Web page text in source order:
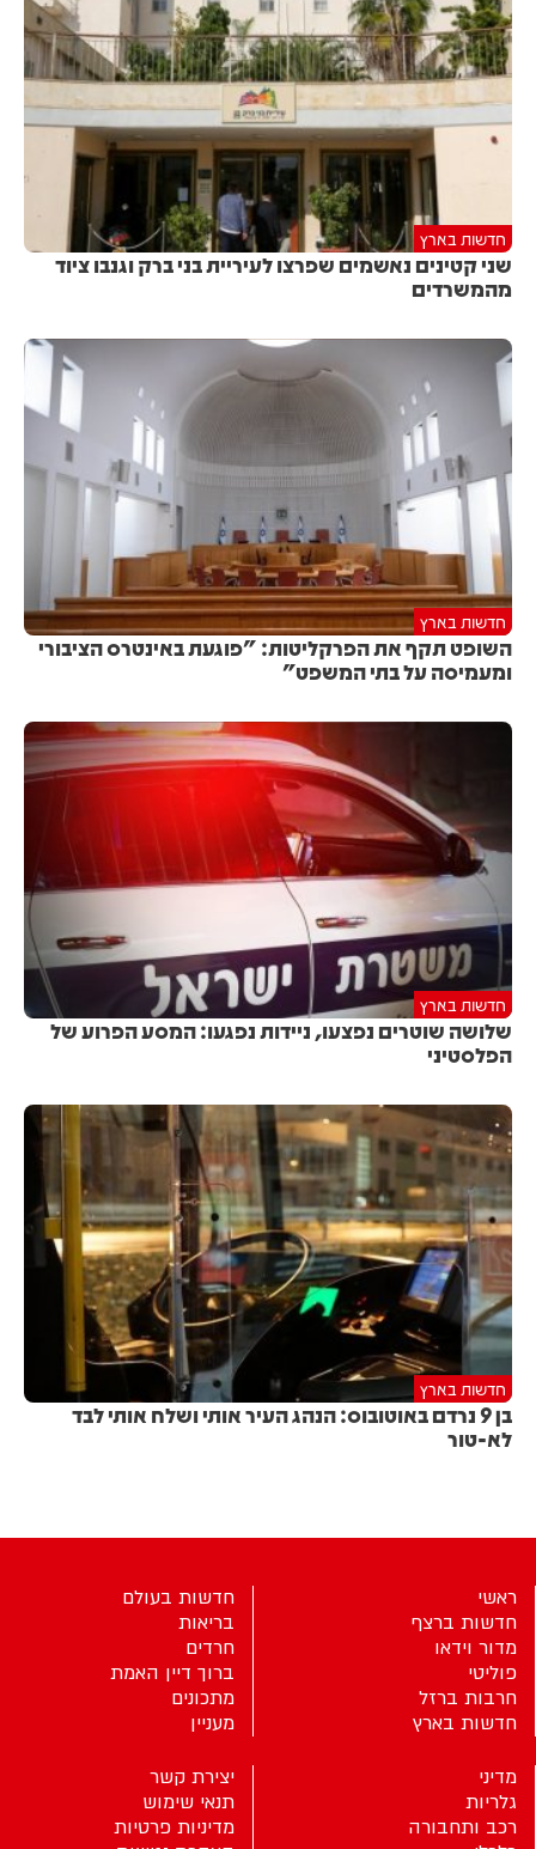
חדשות בארץ
שני קטינים נאשמים שפרצו לעיריית בני ברק וגנבו ציוד
מהמשרדים
חדשות בארץ
השופט תקף את הפרקליטות: "פוגעת באינטרס הציבורי
ומעמיסה על בתי המשפט"
חדשות בארץ
שלושה שוטרים נפצעו, ניידות נפגעו: המסע הפרוע של
הפלסטיני
חדשות בארץ
בן 9 נרדם באוטובוס: הנהג העיר אותי ושלח אותי לבד
לא-טור
ראשי
חדשות ברצף
מדור וידאו
פוליטי
חרבות ברזל
חדשות בארץ
חדשות בעולם
בריאות
חרדים
ברוך דיין האמת
מתכונים
מעניין
מדיני
גלריות
רכב ותחבורה
יצירת קשר
תנאי שימוש
מדיניות פרטיות